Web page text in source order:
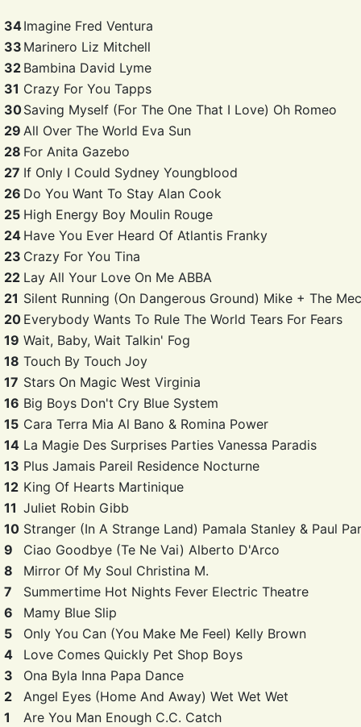
34Imagine Fred Ventura
33 Marinero Liz Mitchell
32 Bambina David Lyme
31 Crazy For You Tapps
30Saving Myself (For The One That I Love) Oh Romeo
29 All Over The World Eva Sun
28 For Anita Gazebo
27 If Only I Could Sydney Youngblood
26 Do You Want To Stay Alan Cook
25 High Energy Boy Moulin Rouge
24 Have You Ever Heard Of Atlantis Franky
23 Crazy For You Tina
22 Lay All Your Love On Me ABBA
21 Silent Running (On Dangerous Ground) Mike + The
20 Everybody Wants To Rule The World Tears For Fears
19 Wait, Baby, Wait Talkin' Fog
18 Touch By Touch Joy
17 Stars On Magic West Virginia
16 Big Boys Don't Cry Blue System
15 Cara Terra Mia Al Bano & Romina Power
14 La Magie Des Surprises Parties Vanessa Paradis
13 Plus Jamais Pareil Residence Nocturne
12 King Of Hearts Martinique
11 Juliet Robin Gibb
10 Stranger (In A Strange Land) Pamala Stanley & Paul
9
Ciao Goodbye (Te Ne Vai) Alberto D'Arco
8
Mirror Of My Soul Christina M.
7
Summertime Hot Nights Fever Electric Theatre
6
Mamy Blue Slip
5
Only You Can (You Make Me Feel) Kelly Brown
4
Love Comes Quickly Pet Shop Boys
3
Ona Byla Inna Papa Dance
2
Angel Eyes (Home And Away) Wet Wet Wet
1
Are You Man Enough C.C. Catch